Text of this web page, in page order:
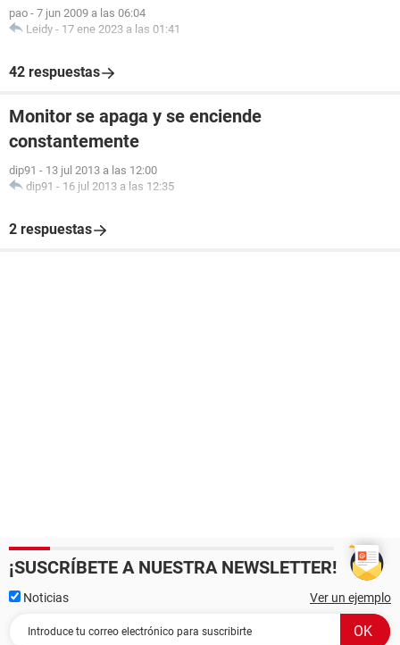
pao - 7 jun 2009 a las 06:04
Leidy - 17 ene 2023 a las 01:41
42 respuestas
Monitor se apaga y se enciende
constantemente
dip91 - 13 jul 2013 a las 12:00
dip91 - 16 jul 2013 a las 12:35
2 respuestas
¡SUSCRÍBETE A NUESTRA NEWSLETTER!
Noticias Ver un ejemplo